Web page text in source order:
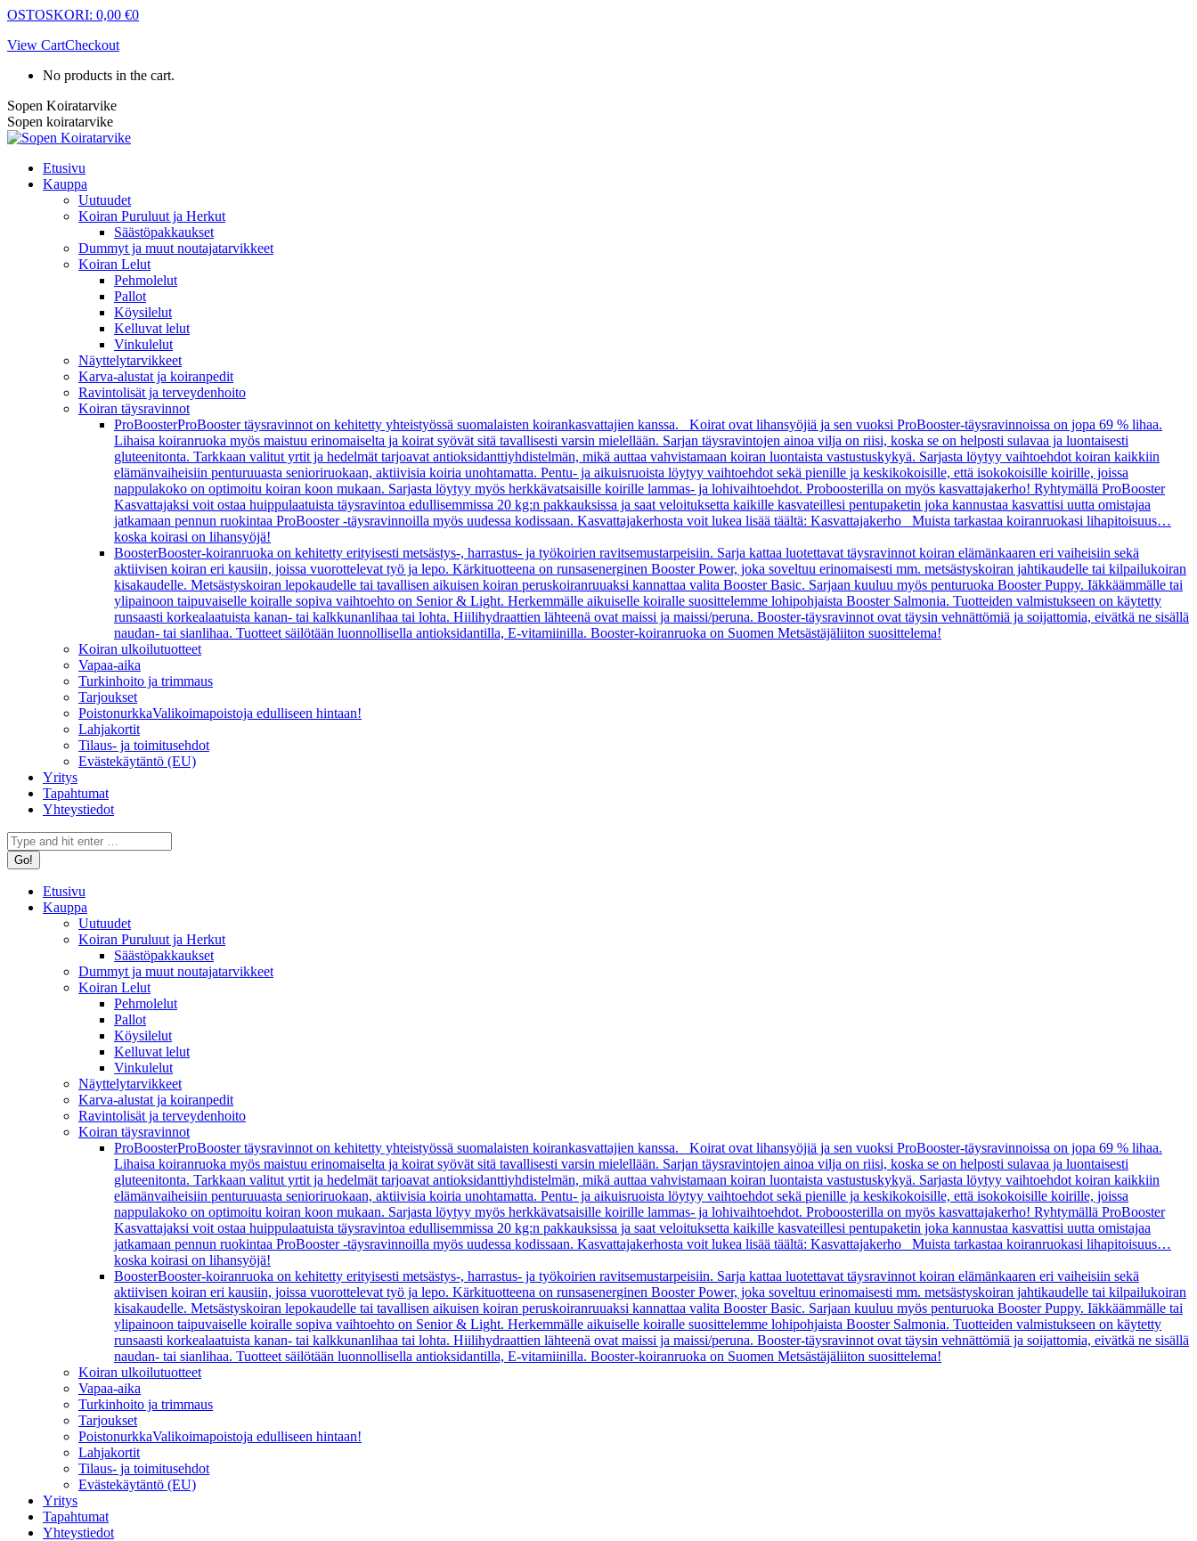
Skip
content
OSTOSKORI: 0,00 €0
View CartCheckout
No products in the cart.
Sopen Koiratarvike
Sopen koiratarvike
Etusivu
Kauppa
Uutuudet
Koiran Puruluut ja Herkut
Säästöpakkaukset
Dummyt ja muut noutajatarvikkeet
Koiran Lelut
Pehmolelut
Pallot
Köysilelut
Kelluvat lelut
Vinkulelut
Näyttelytarvikkeet
Karva-alustat ja koiranpedit
Ravintolisät ja terveydenhoito
Koiran täysravinnot
ProBoosterProBooster täysravinnot on kehitetty yhteistyössä suomalaisten koirankasvattajien kanssa. Koirat ovat lihansyöjiä ja sen vuoksi ProBooster-täysravinnoissa on jopa 69 % lihaa.
Lihaisa koiranruoka myös maistuu erinomaiselta ja koirat syövät sitä tavallisesti varsin mielellään. Sarjan täysravintojen ainoa vilja on riisi, koska se on helposti sulavaa ja luontaisesti
gluteenitonta. Tarkkaan valitut yrtit ja hedelmät tarjoavat antioksidanttiyhdistelmän, mikä auttaa vahvistamaan koiran luontaista vastustuskykyä. Sarjasta löytyy vaihtoehdot koiran kaikkiin
elämänvaiheisiin penturuuasta senioriruokaan, aktiivisia koiria unohtamatta. Pentu- ja aikuisruoista löytyy vaihtoehdot sekä pienille ja keskikokoisille, että isokokoisille koirille, joissa
nappulakoko on optimoitu koiran koon mukaan. Sarjasta löytyy myös herkkävatsaisille koirille lammas- ja lohivaihtoehdot. Proboosterilla on myös kasvattajakerho! Ryhtymällä ProBooster
Kasvattajaksi voit ostaa huippulaatuista täysravintoa edullisemmissa 20 kg:n pakkauksissa ja saat veloituksetta kaikille kasvateillesi pentupaketin joka kannustaa kasvattisi uutta omistajaa
jatkamaan pennun ruokintaa ProBooster -täysravinnoilla myös uudessa kodissaan. Kasvattajakerhosta voit lukea lisää täältä: Kasvattajakerho Muista tarkastaa koiranruokasi lihapitoisuus…
koska koirasi on lihansyöjä!
BoosterBooster-koiranruoka on kehitetty erityisesti metsästys-, harrastus- ja työkoirien ravitsemustarpeisiin. Sarja kattaa luotettavat täysravinnot koiran elämänkaaren eri vaiheisiin sekä
aktiivisen koiran eri kausiin, joissa vuorottelevat työ ja lepo. Kärkituotteena on runsasenerginen Booster Power, joka soveltuu erinomaisesti mm. metsästyskoiran jahtikaudelle tai kilpailukoiran
kisakaudelle. Metsästyskoiran lepokaudelle tai tavallisen aikuisen koiran peruskoiranruuaksi kannattaa valita Booster Basic. Sarjaan kuuluu myös penturuoka Booster Puppy. Iäkkäämmälle tai
ylipainoon taipuvaiselle koiralle sopiva vaihtoehto on Senior & Light. Herkemmälle aikuiselle koiralle suosittelemme lohipohjaista Booster Salmonia. Tuotteiden valmistukseen on käytetty
runsaasti korkealaatuista kanan- tai kalkkunanlihaa tai lohta. Hiilihydraattien lähteenä ovat maissi ja maissi/peruna. Booster-täysravinnot ovat täysin vehnättömiä ja soijattomia, eivätkä ne sisällä
naudan- tai sianlihaa. Tuotteet säilötään luonnollisella antioksidantilla, E-vitamiinilla. Booster-koiranruoka on Suomen Metsästäjäliiton suosittelema!
Koiran ulkoilutuotteet
Vapaa-aika
Turkinhoito ja trimmaus
Tarjoukset
PoistonurkkaValikoimapoistoja edulliseen hintaan!
Lahjakortit
Tilaus- ja toimitusehdot
Evästekäytäntö (EU)
Yritys
Tapahtumat
Yhteystiedot
Search:
Etusivu
Kauppa
Uutuudet
Koiran Puruluut ja Herkut
Säästöpakkaukset
Dummyt ja muut noutajatarvikkeet
Koiran Lelut
Pehmolelut
Pallot
Köysilelut
Kelluvat lelut
Vinkulelut
Näyttelytarvikkeet
Karva-alustat ja koiranpedit
Ravintolisät ja terveydenhoito
Koiran täysravinnot
ProBoosterProBooster täysravinnot on kehitetty yhteistyössä suomalaisten koirankasvattajien kanssa. Koirat ovat lihansyöjiä ja sen vuoksi ProBooster-täysravinnoissa on jopa 69 % lihaa.
Lihaisa koiranruoka myös maistuu erinomaiselta ja koirat syövät sitä tavallisesti varsin mielellään. Sarjan täysravintojen ainoa vilja on riisi, koska se on helposti sulavaa ja luontaisesti
gluteenitonta. Tarkkaan valitut yrtit ja hedelmät tarjoavat antioksidanttiyhdistelmän, mikä auttaa vahvistamaan koiran luontaista vastustuskykyä. Sarjasta löytyy vaihtoehdot koiran kaikkiin
elämänvaiheisiin penturuuasta senioriruokaan, aktiivisia koiria unohtamatta. Pentu- ja aikuisruoista löytyy vaihtoehdot sekä pienille ja keskikokoisille, että isokokoisille koirille, joissa
nappulakoko on optimoitu koiran koon mukaan. Sarjasta löytyy myös herkkävatsaisille koirille lammas- ja lohivaihtoehdot. Proboosterilla on myös kasvattajakerho! Ryhtymällä ProBooster
Kasvattajaksi voit ostaa huippulaatuista täysravintoa edullisemmissa 20 kg:n pakkauksissa ja saat veloituksetta kaikille kasvateillesi pentupaketin joka kannustaa kasvattisi uutta omistajaa
jatkamaan pennun ruokintaa ProBooster -täysravinnoilla myös uudessa kodissaan. Kasvattajakerhosta voit lukea lisää täältä: Kasvattajakerho Muista tarkastaa koiranruokasi lihapitoisuus…
koska koirasi on lihansyöjä!
BoosterBooster-koiranruoka on kehitetty erityisesti metsästys-, harrastus- ja työkoirien ravitsemustarpeisiin. Sarja kattaa luotettavat täysravinnot koiran elämänkaaren eri vaiheisiin sekä
aktiivisen koiran eri kausiin, joissa vuorottelevat työ ja lepo. Kärkituotteena on runsasenerginen Booster Power, joka soveltuu erinomaisesti mm. metsästyskoiran jahtikaudelle tai kilpailukoiran
kisakaudelle. Metsästyskoiran lepokaudelle tai tavallisen aikuisen koiran peruskoiranruuaksi kannattaa valita Booster Basic. Sarjaan kuuluu myös penturuoka Booster Puppy. Iäkkäämmälle tai
ylipainoon taipuvaiselle koiralle sopiva vaihtoehto on Senior & Light. Herkemmälle aikuiselle koiralle suosittelemme lohipohjaista Booster Salmonia. Tuotteiden valmistukseen on käytetty
runsaasti korkealaatuista kanan- tai kalkkunanlihaa tai lohta. Hiilihydraattien lähteenä ovat maissi ja maissi/peruna. Booster-täysravinnot ovat täysin vehnättömiä ja soijattomia, eivätkä ne sisällä
naudan- tai sianlihaa. Tuotteet säilötään luonnollisella antioksidantilla, E-vitamiinilla. Booster-koiranruoka on Suomen Metsästäjäliiton suosittelema!
Koiran ulkoilutuotteet
Vapaa-aika
Turkinhoito ja trimmaus
Tarjoukset
PoistonurkkaValikoimapoistoja edulliseen hintaan!
Lahjakortit
Tilaus- ja toimitusehdot
Evästekäytäntö (EU)
Yritys
Tapahtumat
Yhteystiedot